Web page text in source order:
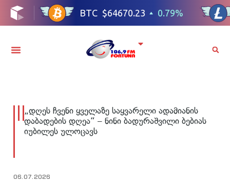
„დღეს ჩვენი ყველაზე საყვარელი ადამიანის
დაბადების დღეა“ – ნინი ბადურაშვილი ბებიას
იუბილეს ულოცავს
06.07.2026